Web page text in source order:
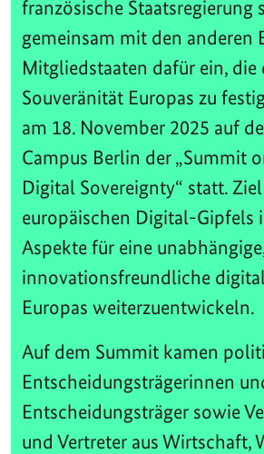
französische Staatsregierung
gemeinsam mit den anderen
Mitgliedstaaten dafür ein, die
Souveränität Europas zu
am 18. November 2025 auf
Campus Berlin der „Summit
Digital Sovereignty“ statt.
europäischen Digital-Gipfels
Aspekte für eine
innovationsfreundliche
Europas weiterzuentwickeln.
Auf dem Summit kamen
Entscheidungsträgerinnen
Entscheidungsträger sowie
und Vertreter aus Wirtschaft,